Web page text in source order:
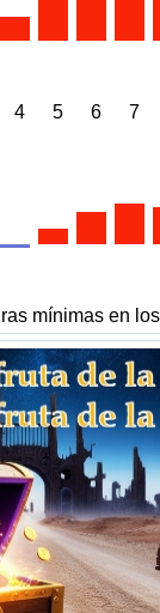
4 5 6 7
mínimas en